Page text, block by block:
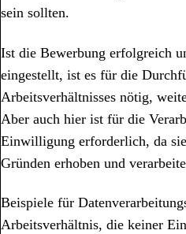
sein sollten.
Ist die Bewerbung erfolgreich
eingestellt, ist es für die
Arbeitsverhältnisses nötig,
Aber auch hier ist für die
Einwilligung erforderlich, da
Gründen erhoben und
Beispiele für
Arbeitsverhältnis, die keiner